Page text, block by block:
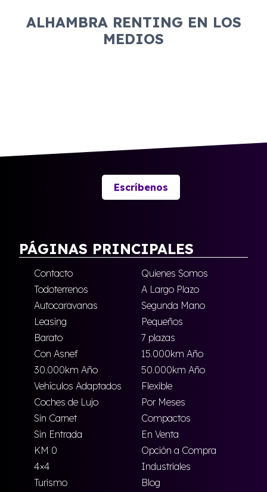
ALHAMBRA RENTING EN LOS
MEDIOS
Escríbenos
PÁGINAS PRINCIPALES
Contacto
Quienes Somos
Todoterrenos
A Largo Plazo
Autocaravanas
Segunda Mano
Leasing
Pequeños
Barato
7 plazas
Con Asnef
15.000km Año
30.000km Año
50.000km Año
Vehículos Adaptados
Flexible
Coches de Lujo
Por Meses
Sin Carnet
Compactos
Sin Entrada
En Venta
KM 0
Opción a Compra
4×4
Industriales
Turismo
Blog